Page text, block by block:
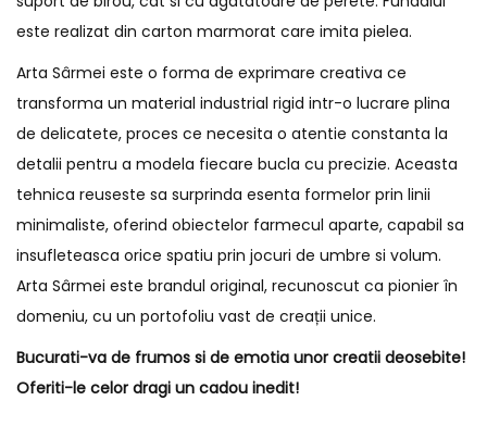
este realizat din carton marmorat care imita pielea.
Arta Sârmei este o forma de exprimare creativa ce
transforma un material industrial rigid intr-o lucrare plina
de delicatete, proces ce necesita o atentie constanta la
detalii pentru a modela fiecare bucla cu precizie. Aceasta
tehnica reuseste sa surprinda esenta formelor prin linii
minimaliste, oferind obiectelor farmecul aparte, capabil sa
insufleteasca orice spatiu prin jocuri de umbre si volum.
Arta Sârmei este brandul original, recunoscut ca pionier în
domeniu, cu un portofoliu vast de creații unice.
Bucurati-va de frumos si de emotia unor creatii deosebite!
Oferiti-le celor dragi un cadou inedit!